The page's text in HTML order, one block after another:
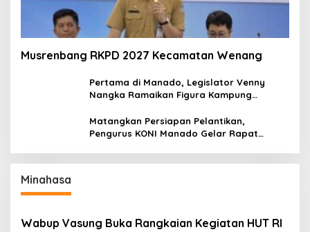
Musrenbang RKPD 2027 Kecamatan Wenang
Pertama di Manado, Legislator Venny
Nangka Ramaikan Figura Kampung
Matangkan Persiapan Pelantikan,
Pengurus KONI Manado Gelar Rapat
Minahasa
Wabup Vasung Buka Rangkaian Kegiatan HUT RI